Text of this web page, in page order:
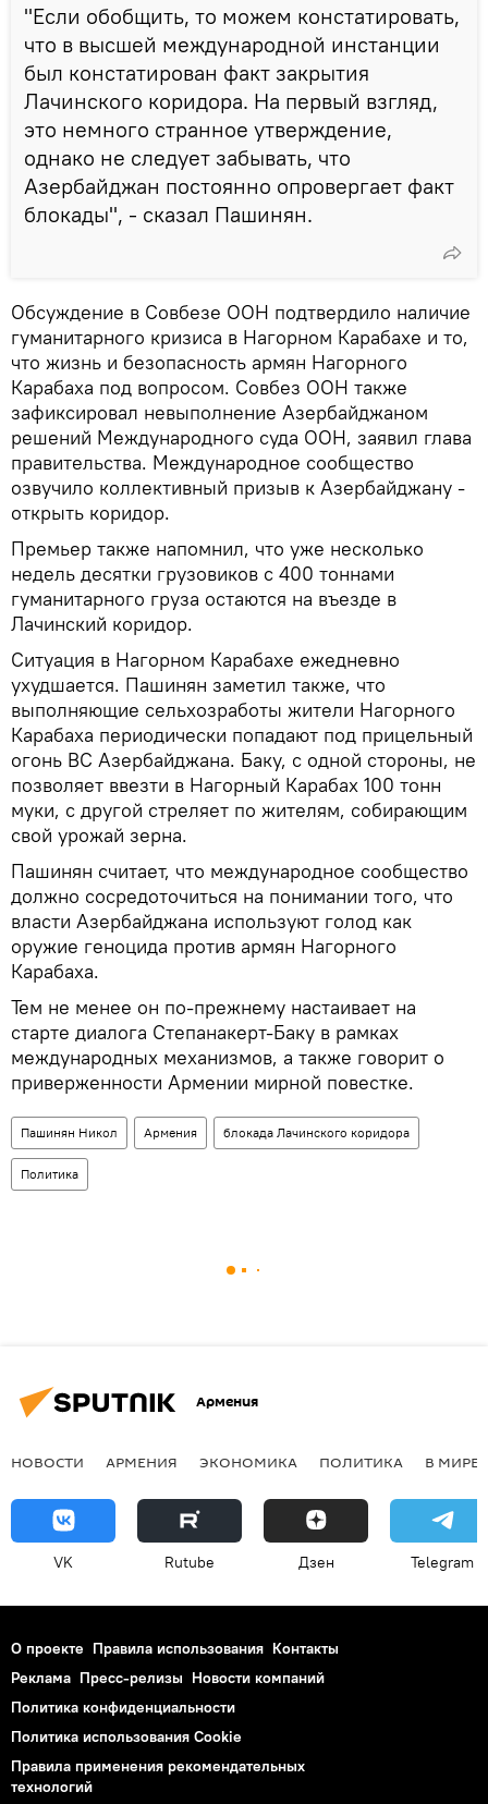
"Если обобщить, то можем констатировать,
что в высшей международной инстанции
был констатирован факт закрытия
Лачинского коридора. На первый взгляд,
это немного странное утверждение,
однако не следует забывать, что
Азербайджан постоянно опровергает факт
блокады", - сказал Пашинян.
Обсуждение в Совбезе ООН подтвердило наличие
гуманитарного кризиса в Нагорном Карабахе и то,
что жизнь и безопасность армян Нагорного
Карабаха под вопросом. Совбез ООН также
зафиксировал невыполнение Азербайджаном
решений Международного суда ООН, заявил глава
правительства. Международное сообщество
озвучило коллективный призыв к Азербайджану -
открыть коридор.
Премьер также напомнил, что уже несколько
недель десятки грузовиков с 400 тоннами
гуманитарного груза остаются на въезде в
Лачинский коридор.
Ситуация в Нагорном Карабахе ежедневно
ухудшается. Пашинян заметил также, что
выполняющие сельхозработы жители Нагорного
Карабаха периодически попадают под прицельный
огонь ВС Азербайджана. Баку, с одной стороны, не
позволяет ввезти в Нагорный Карабах 100 тонн
муки, с другой стреляет по жителям, собирающим
свой урожай зерна.
Пашинян считает, что международное сообщество
должно сосредоточиться на понимании того, что
власти Азербайджана используют голод как
оружие геноцида против армян Нагорного
Карабаха.
Тем не менее он по-прежнему настаивает на
старте диалога Степанакерт-Баку в рамках
международных механизмов, а также говорит о
приверженности Армении мирной повестке.
Пашинян Никол Армения блокада Лачинского коридора
Политика
Армения
НОВОСТИ АРМЕНИЯ ЭКОНОМИКА ПОЛИТИКА В МИРЕ
VK Rutube Дзен Telegram
О проекте Правила использования Контакты
Реклама Пресс-релизы Новости компаний
Политика конфиденциальности
Политика использования Cookie
Правила применения рекомендательных
технологий